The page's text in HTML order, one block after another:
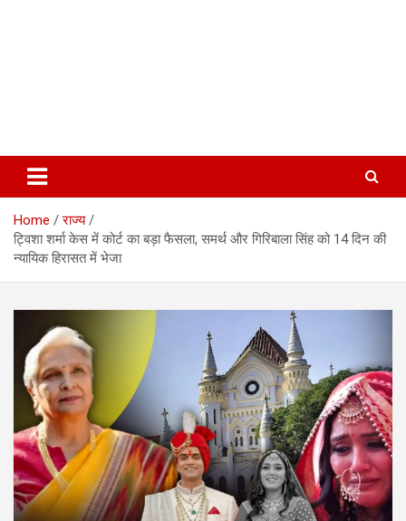
Home
राज्य
ट्विशा शर्मा केस में कोर्ट का बड़ा फैसला, समर्थ और गिरिबाला सिंह को 14 दिन की
न्यायिक हिरासत में भेजा